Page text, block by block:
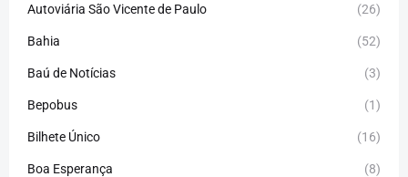
Autoviária São Vicente de Paulo (26)
Bahia (52)
Baú de Notícias (3)
Bepobus (1)
Bilhete Único (16)
Boa Esperança (8)